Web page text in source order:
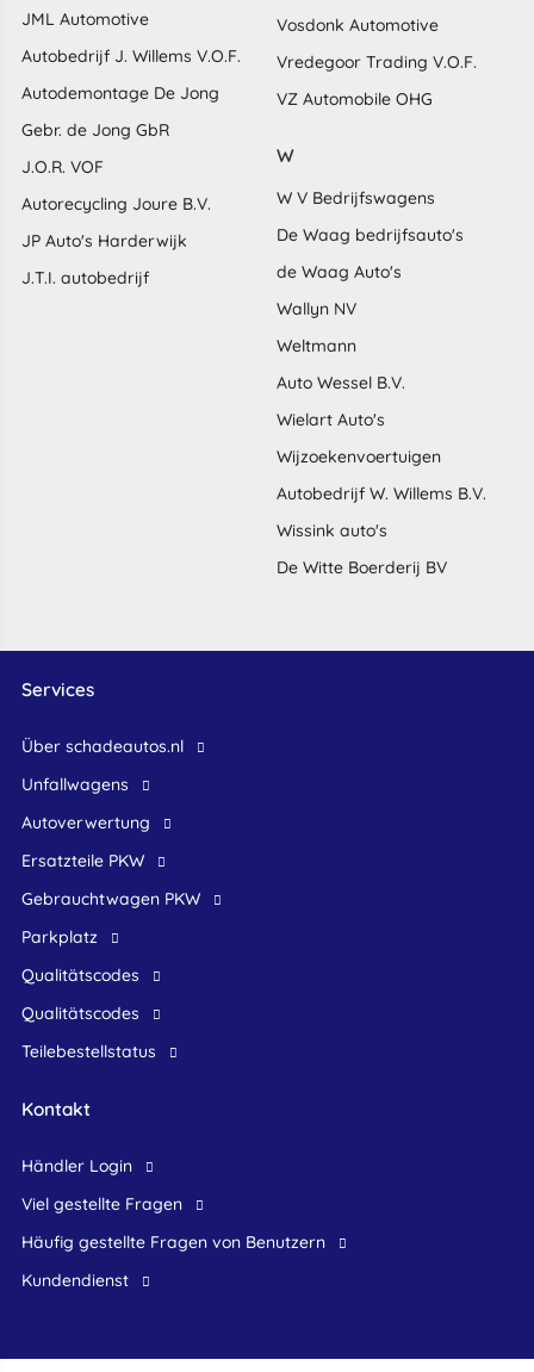
JML Automotive
Autobedrijf J. Willems V.O.F.
Autodemontage De Jong
Gebr. de Jong GbR
J.O.R. VOF
Autorecycling Joure B.V.
JP Auto's Harderwijk
J.T.I. autobedrijf
Vosdonk Automotive
Vredegoor Trading V.O.F.
VZ Automobile OHG
W
W V Bedrijfswagens
De Waag bedrijfsauto's
de Waag Auto's
Wallyn NV
Weltmann
Auto Wessel B.V.
Wielart Auto's
Wijzoekenvoertuigen
Autobedrijf W. Willems B.V.
Wissink auto's
De Witte Boerderij BV
Services
Über schadeautos.nl
Unfallwagens
Autoverwertung
Ersatzteile PKW
Gebrauchtwagen PKW
Parkplatz
Qualitätscodes
Qualitätscodes
Teilebestellstatus
Kontakt
Händler Login
Viel gestellte Fragen
Häufig gestellte Fragen von Benutzern
Kundendienst